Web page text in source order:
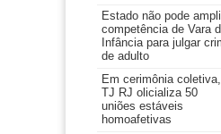
Estado não pode
competência de Vara
Infância para julgar
de adulto
Em cerimônia coletiva,
TJ RJ olicializa 50
uniões estáveis
homoafetivas